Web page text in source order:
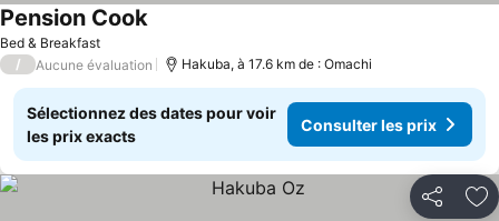
Bed & Breakfast
Pension Cook
/ Aucune évaluation Hakuba, à 17.6 km de : Omachi
Sélectionnez des dates pour voir
les prix exacts
Consulter les prix
Partager